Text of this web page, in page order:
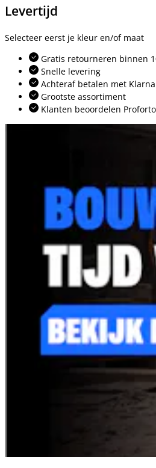
Levertijd
Selecteer eerst je kleur en/of maat
Gratis retourneren binnen
Snelle levering
Achteraf betalen met Klarna
Grootste assortiment
Klanten beoordelen